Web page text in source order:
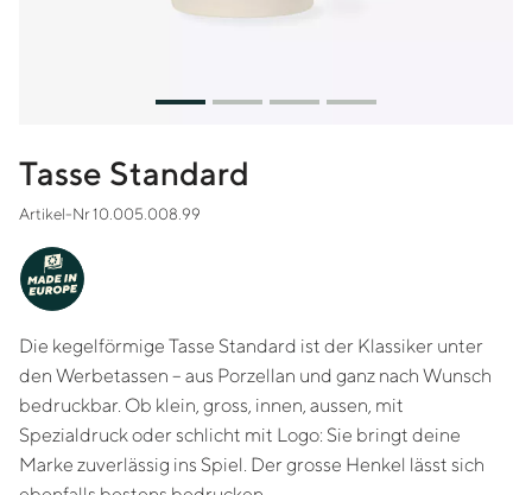
Tasse Standard
Artikel-Nr 10.005.008.99
MADE IN
EUROPE
Die kegelförmige Tasse Standard ist der Klassiker unter
den Werbetassen – aus Porzellan und ganz nach Wunsch
bedruckbar. Ob klein, gross, innen, aussen, mit
Spezialdruck oder schlicht mit Logo: Sie bringt deine
Marke zuverlässig ins Spiel. Der grosse Henkel lässt sich